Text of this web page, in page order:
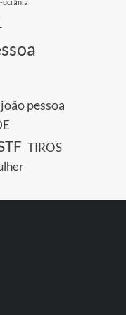
ucrânia
pessoa
TIROS